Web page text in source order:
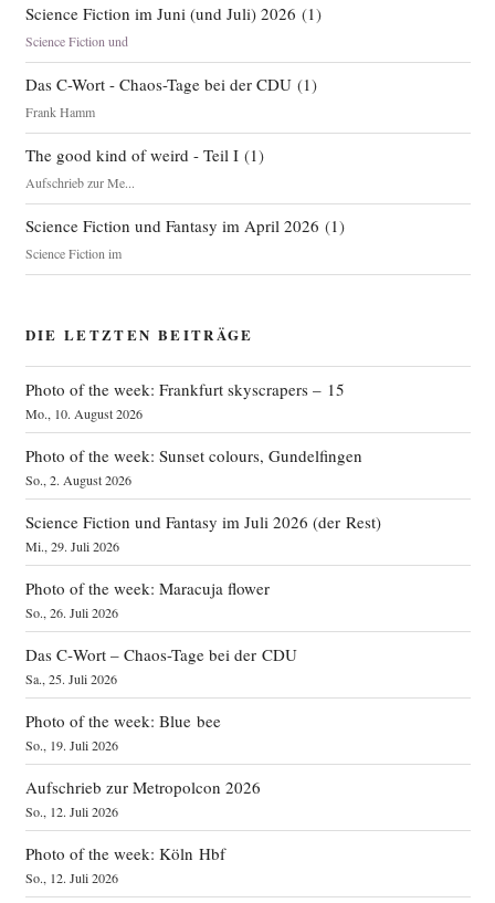
Science Fiction im Juni (und Juli) 2026 (1)
Science Fiction und
Das C-Wort - Chaos-Tage bei der CDU(1)
Frank Hamm
The good kind of weird - Teil I(1)
Aufschrieb zur Me...
Science Fiction und Fantasy im April 2026 (1)
Science Fiction im
DIE LETZTEN BEITRÄGE
Photo of the week: Frankfurt skyscrapers – 15
Mo., 10. August 2026
Photo of the week: Sunset colours, Gundelfingen
So., 2. August 2026
Science Fiction und Fantasy im Juli 2026 (der Rest)
Mi., 29. Juli 2026
Photo of the week: Maracuja flower
So., 26. Juli 2026
Das C‑Wort – Chaos-Tage bei der CDU
Sa., 25. Juli 2026
Photo of the week: Blue bee
So., 19. Juli 2026
Aufschrieb zur Metropolcon 2026
So., 12. Juli 2026
Photo of the week: Köln Hbf
So., 12. Juli 2026